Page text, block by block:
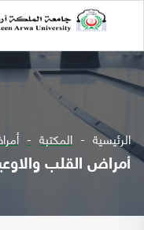
الرئيسية المكتبة
أمراض القلب